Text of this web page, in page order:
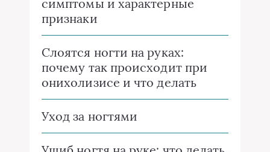
симптомы и характерные
признаки
Слоятся ногти на руках:
почему так происходит при
онихолизисе и что делать
Уход за ногтями